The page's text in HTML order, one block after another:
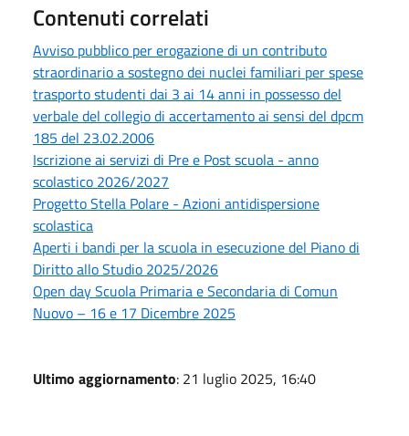
Contenuti correlati
Avviso pubblico per erogazione di un contributo
straordinario a sostegno dei nuclei familiari per spese
trasporto studenti dai 3 ai 14 anni in possesso del
verbale del collegio di accertamento ai sensi del dpcm
185 del 23.02.2006
Iscrizione ai servizi di Pre e Post scuola - anno
scolastico 2026/2027
Progetto Stella Polare - Azioni antidispersione
scolastica
Aperti i bandi per la scuola in esecuzione del Piano di
Diritto allo Studio 2025/2026
Open day Scuola Primaria e Secondaria di Comun
Nuovo – 16 e 17 Dicembre 2025
Ultimo aggiornamento: 21 luglio 2025, 16:40